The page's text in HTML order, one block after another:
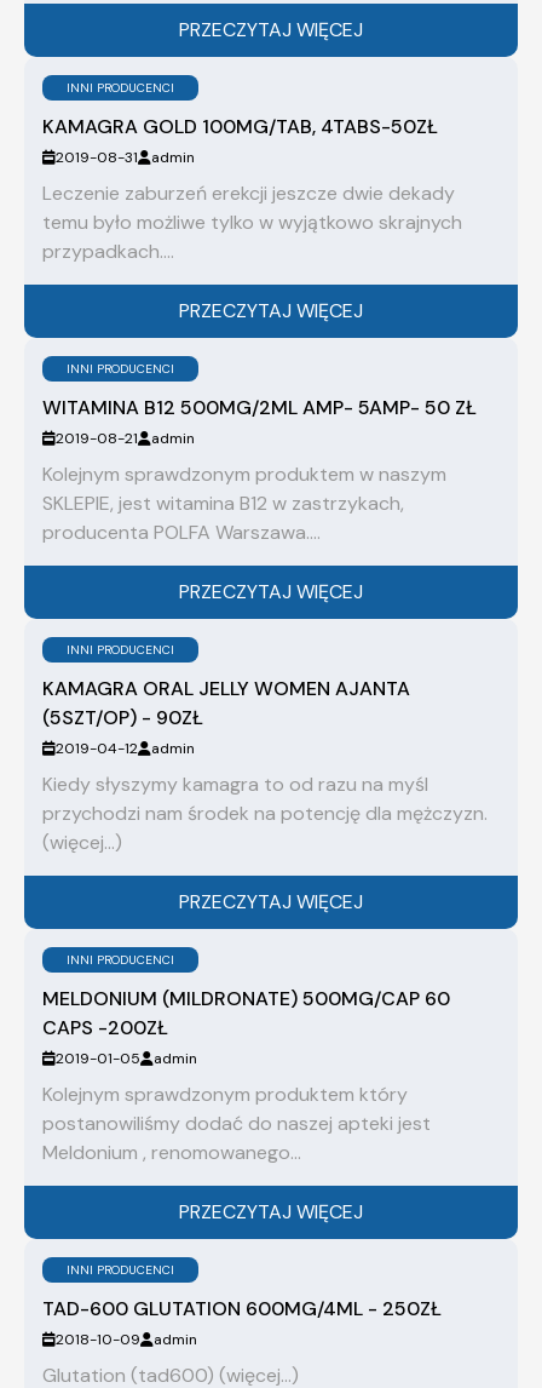
PRZECZYTAJ WIĘCEJ
INNI PRODUCENCI
KAMAGRA GOLD 100MG/TAB, 4TABS-50ZŁ
2019-08-31 admin
Leczenie zaburzeń erekcji jeszcze dwie dekady
temu było możliwe tylko w wyjątkowo skrajnych
przypadkach....
PRZECZYTAJ WIĘCEJ
INNI PRODUCENCI
WITAMINA B12 500MG/2ML AMP- 5AMP- 50 ZŁ
2019-08-21 admin
Kolejnym sprawdzonym produktem w naszym
SKLEPIE, jest witamina B12 w zastrzykach,
producenta POLFA Warszawa....
PRZECZYTAJ WIĘCEJ
INNI PRODUCENCI
KAMAGRA ORAL JELLY WOMEN AJANTA
(5SZT/OP) - 90ZŁ
2019-04-12 admin
Kiedy słyszymy kamagra to od razu na myśl
przychodzi nam środek na potencję dla mężczyzn.
(więcej…)
PRZECZYTAJ WIĘCEJ
INNI PRODUCENCI
MELDONIUM (MILDRONATE) 500MG/CAP 60
CAPS -200ZŁ
2019-01-05 admin
Kolejnym sprawdzonym produktem który
postanowiliśmy dodać do naszej apteki jest
Meldonium , renomowanego...
PRZECZYTAJ WIĘCEJ
INNI PRODUCENCI
TAD-600 GLUTATION 600MG/4ML - 250ZŁ
2018-10-09 admin
Glutation (tad600) (więcej…)